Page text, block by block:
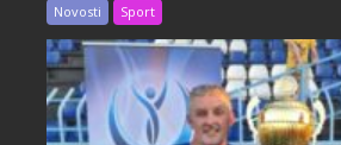
Novosti Sport